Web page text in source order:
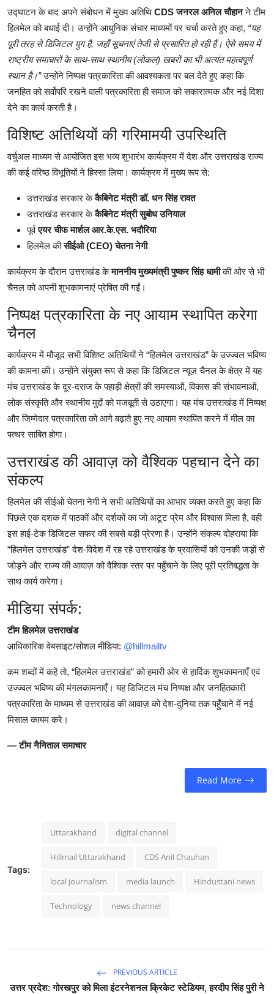
उद्घाटन के बाद अपने संबोधन में मुख्य अतिथि CDS जनरल अनिल चौहानने टीम
हिलमेल को बधाई दी। उन्होंने आधुनिक संचार माध्यमों पर चर्चा करते हुए कहा, “यह
पूरी तरह से डिजिटल युग है, जहाँ सूचनाएं तेजी से प्रसारित हो रही हैं। ऐसे समय में
राष्ट्रीय समाचारों के साथ-साथ स्थानीय (लोकल) खबरों का भी अत्यंत महत्वपूर्ण
स्थान है।”उन्होंने निष्पक्ष पत्रकारिता की आवश्यकता पर बल देते हुए कहा कि
जनहित को सर्वोपरि रखने वाली पत्रकारिता ही समाज को सकारात्मक और नई दिशा
देने का कार्य करती है।
विशिष्ट अतिथियों की गरिमामयी उपस्थिति
वर्चुअल माध्यम से आयोजित इस भव्य शुभारंभ कार्यक्रम में देश और उत्तराखंड राज्य
की कई वरिष्ठ विभूतियों ने हिस्सा लिया। कार्यक्रम में मुख्य रूप से:
उत्तराखंड सरकार केकैबिनेट मंत्री डॉ. धन सिंह रावत
उत्तराखंड सरकार केकैबिनेट मंत्री सुबोध उनियाल
पूर्वएयर चीफ मार्शल आर.के.एस. भदौरिया
हिलमेल कीसीईओ (CEO) चेतना नेगी
कार्यक्रम के दौरान उत्तराखंड केमाननीय मुख्यमंत्री पुष्कर सिंह धामीकी ओर से भी
चैनल को अपनी शुभकामनाएं प्रेषित की गईं।
निष्पक्ष पत्रकारिता के नए आयाम स्थापित करेगा
चैनल
कार्यक्रम में मौजूद सभी विशिष्ट अतिथियों ने “हिलमेल उत्तराखंड” के उज्ज्वल भविष्य
की कामना की। उन्होंने संयुक्त रूप से कहा कि डिजिटल न्यूज़ चैनल के क्षेत्र में यह
मंच उत्तराखंड के दूर-दराज के पहाड़ी क्षेत्रों की समस्याओं, विकास की संभावनाओं,
लोक संस्कृति और स्थानीय मुद्दों को मजबूती से उठाएगा। यह मंच उत्तराखंड में निष्पक्ष
और जिम्मेदार पत्रकारिता को आगे बढ़ाते हुए नए आयाम स्थापित करने में मील का
पत्थर साबित होगा।
उत्तराखंड की आवाज़ को वैश्विक पहचान देने का
संकल्प
हिलमेल की सीईओ चेतना नेगी ने सभी अतिथियों का आभार व्यक्त करते हुए कहा कि
पिछले एक दशक में पाठकों और दर्शकों का जो अटूट प्रेम और विश्वास मिला है, वही
इस हाई-टेक डिजिटल सफर की सबसे बड़ी प्रेरणा है। उन्होंने संकल्प दोहराया कि
“हिलमेल उत्तराखंड” देश-विदेश में रह रहे उत्तराखंड के प्रवासियों को उनकी जड़ों से
जोड़ने और राज्य की आवाज़ को वैश्विक स्तर पर पहुँचाने के लिए पूरी प्रतिबद्धता के
साथ कार्य करेगा।
मीडिया संपर्क:
टीम हिलमेल उत्तराखंड
आधिकारिक वेबसाइट/सोशल मीडिया: @hillmailtv
कम शब्दों में कहें तो, “हिलमेल उत्तराखंड” को हमारी ओर से हार्दिक शुभकामनाएँ एवं
उज्ज्वल भविष्य की मंगलकामनाएँ। यह डिजिटल मंच निष्पक्ष और जनहितकारी
पत्रकारिता के माध्यम से उत्तराखंड की आवाज़ को देश-दुनिया तक पहुँचाने में नई
मिसाल कायम करे।
— टीम नैनिताल समाचार
Read More
Tags:
Uttarakhand digital channel
Hillmail Uttarakhand CDS Anil Chauhan
local journalism media launch Hindustani news
Technology news channel
PREVIOUS ARTICLE
उत्तर प्रदेश: गोरखपुर को मिला इंटरनेशनल क्रिकेट स्टेडियम, हरदीप सिंह पुरी ने